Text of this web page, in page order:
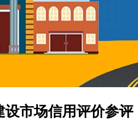
设市场信用评价参评